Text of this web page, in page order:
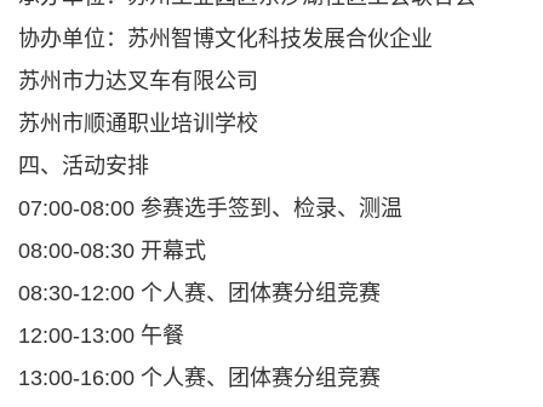
协办单位：苏州智博文化科技发展合伙企业
苏州市力达叉车有限公司
苏州市顺通职业培训学校
四、活动安排
07:00-08:00 参赛选手签到、检录、测温
08:00-08:30 开幕式
08:30-12:00 个人赛、团体赛分组竞赛
12:00-13:00 午餐
13:00-16:00 个人赛、团体赛分组竞赛